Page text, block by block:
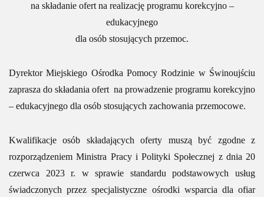
na składanie ofert na realizację programu korekcyjno –
edukacyjnego
dla osób stosujących przemoc.
Dyrektor Miejskiego Ośrodka Pomocy Rodzinie w Świnoujściu
zaprasza do składania ofert na prowadzenie programu korekcyjno
– edukacyjnego dla osób stosujących zachowania przemocowe.
Kwalifikacje osób składających oferty muszą być zgodne z
rozporządzeniem Ministra Pracy i Polityki Społecznej z dnia 20
czerwca 2023 r. w sprawie standardu podstawowych usług
świadczonych przez specjalistyczne ośrodki wsparcia dla ofiar